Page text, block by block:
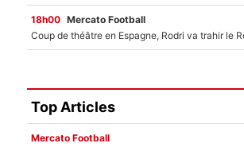
18h00 Mercato Football
Top Articles
Mercato Football